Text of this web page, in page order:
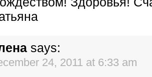
says:
24, 2011 at 6:33 am